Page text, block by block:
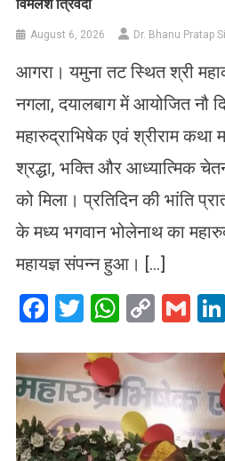
विमलेश त्रिवेदी
August 6, 2026 Dr. Bhanu Pratap
आगरा। यमुना तट स्थित श्री
नगला, दयालबाग में आयोजित नौ
महारुद्राभिषेक एवं श्रीराम कथा
श्रद्धा, भक्ति और आध्यात्मिक
को मिला। प्रतिदिन की भांति
के मध्य भगवान भोलेनाथ का
महायज्ञ संपन्न हुआ। […]
Facebook
TwitterCopy